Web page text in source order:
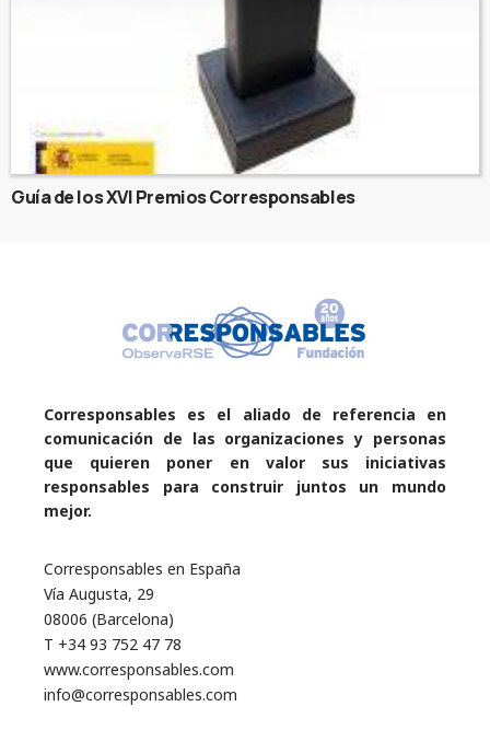
Guía de los XVI Premios Corresponsables
Corresponsables es el aliado de referencia en
comunicación de las organizaciones y personas
que quieren poner en valor sus iniciativas
responsables para construir juntos un mundo
mejor.
Corresponsables en España
Vía Augusta, 29
08006 (Barcelona)
T +34 93 752 47 78
www.corresponsables.com
info@corresponsables.com